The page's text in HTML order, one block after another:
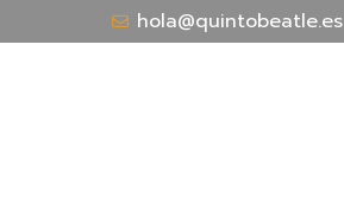
hola@quintobeatle.es